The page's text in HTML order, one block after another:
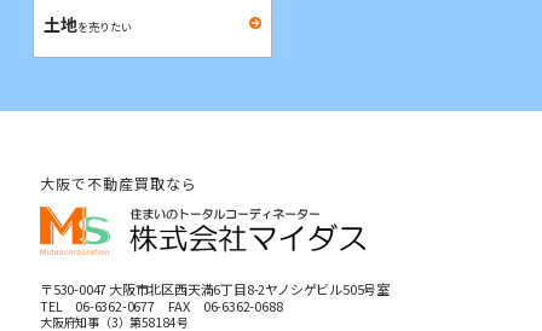
土地を売りたい
大阪で不動産買取なら
〒530-0047 大阪市北区西天満6丁目8-2ヤノシゲビル505号室
TEL 06-6362-0677FAX 06-6362-0688
大阪府知事（3）第58184号